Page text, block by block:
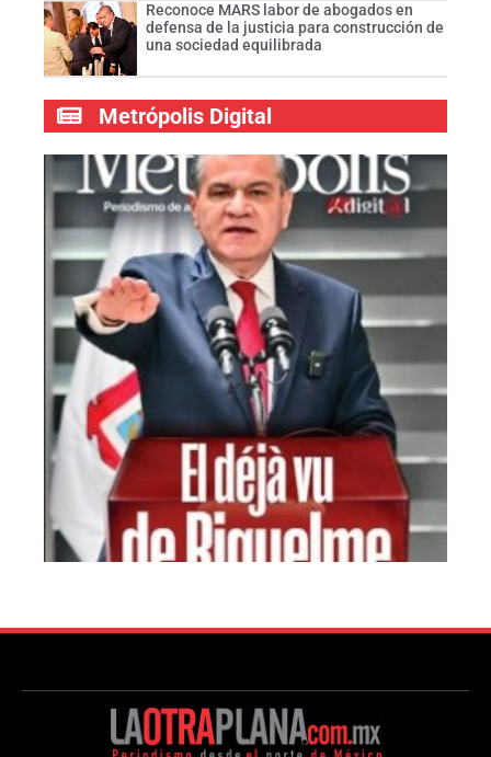
Reconoce MARS labor de abogados en
defensa de la justicia para construcción de
una sociedad equilibrada
Metrópolis Digital